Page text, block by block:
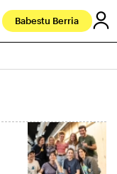
Babestu Berria